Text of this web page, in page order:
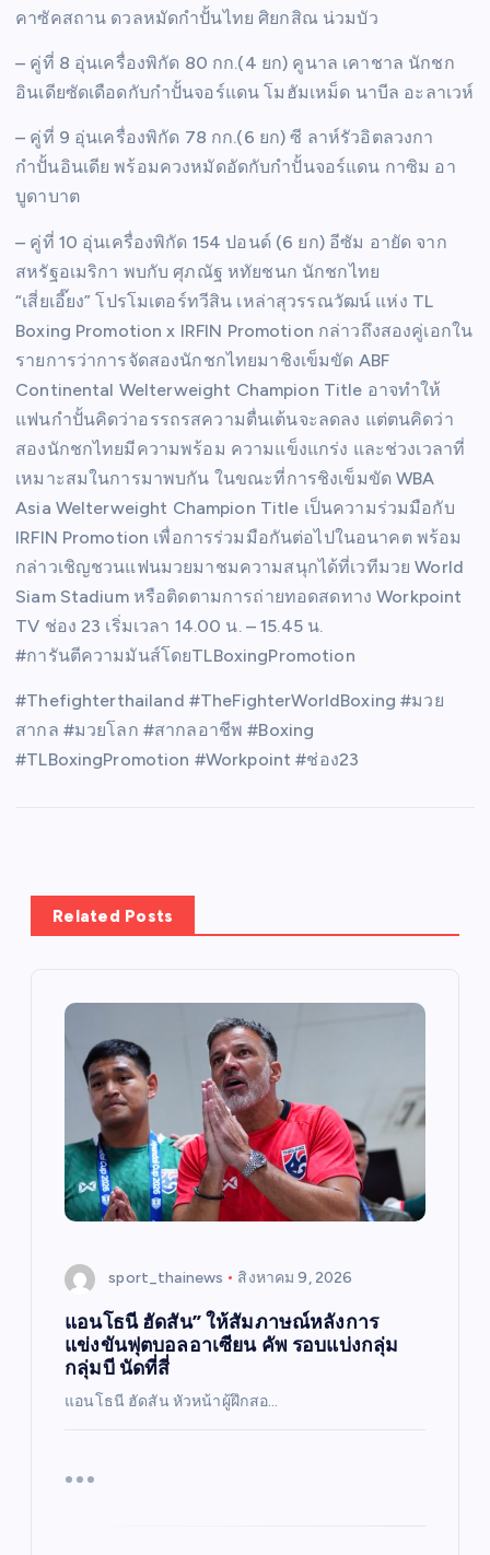
คาซัคสถาน ดวลหมัดกำปั้นไทย ศิยกสิณ น่วมบัว
– คู่ที่ 8 อุ่นเครื่องพิกัด 80 กก.(4 ยก) คูนาล เคาชาล นักชก
อินเดียซัดเดือดกับกำปั้นจอร์แดน โมฮัมเหม็ด นาบีล อะลาเวห์
– คู่ที่ 9 อุ่นเครื่องพิกัด 78 กก.(6 ยก) ซี ลาห์รัวอิตลวงกา
กำปั้นอินเดีย พร้อมควงหมัดอัดกับกำปั้นจอร์แดน กาซิม อา
บูดาบาต
– คู่ที่ 10 อุ่นเครื่องพิกัด 154 ปอนด์ (6 ยก) อีซัม อายัด จาก
สหรัฐอเมริกา พบกับ ศุภณัฐ หทัยชนก นักชกไทย
“เสี่ยเอี๊ยง” โปรโมเตอร์ทวีสิน เหล่าสุวรรณวัฒน์ แห่ง TL
Boxing Promotion x IRFIN Promotion กล่าวถึงสองคู่เอกใน
รายการว่าการจัดสองนักชกไทยมาชิงเข็มขัด ABF
Continental Welterweight Champion Title อาจทำให้
แฟนกำปั้นคิดว่าอรรถรสความตื่นเต้นจะลดลง แต่ตนคิดว่า
สองนักชกไทยมีความพร้อม ความแข็งแกร่ง และช่วงเวลาที่
เหมาะสมในการมาพบกัน ในขณะที่การชิงเข็มขัด WBA
Asia Welterweight Champion Title เป็นความร่วมมือกับ
IRFIN Promotion เพื่อการร่วมมือกันต่อไปในอนาคต พร้อม
กล่าวเชิญชวนแฟนมวยมาชมความสนุกได้ที่เวทีมวย World
Siam Stadium หรือติดตามการถ่ายทอดสดทาง Workpoint
TV ช่อง 23 เริ่มเวลา 14.00 น. – 15.45 น.
#การันตีความมันส์โดยTLBoxingPromotion
#Thefighterthailand #TheFighterWorldBoxing #มวย
สากล #มวยโลก #สากลอาชีพ #Boxing
#TLBoxingPromotion #Workpoint #ช่อง23
Related Posts
sport_thainews สิงหาคม 9, 2026
แอนโธนี ฮัดสัน” ให้สัมภาษณ์หลังการ
แข่งขันฟุตบอลอาเซียน คัพ รอบแบ่งกลุ่ม
กลุ่มบี นัดที่สี่
แอนโธนี ฮัดสัน หัวหน้าผู้ฝึกสอ…